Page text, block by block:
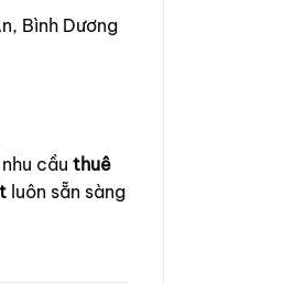
Bình Dương
cầu thuê
luôn sẵn sàng